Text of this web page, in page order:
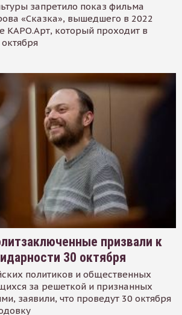
запретило показ фильма
«Сказка», вышедшего в 2022
КАРО.Арт, который проходит в
призвали к
30 октября
политиков и общественных
за решеткой и признанных
заявили, что проведут 30 октября